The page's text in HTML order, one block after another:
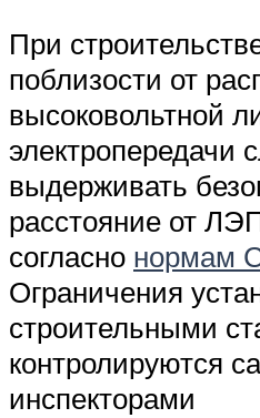
При
поблизости от
высоковольтной
электропередачи
выдерживать
расстояние от
согласно нормам
Ограничения
строительными
контролируются
инспекторами